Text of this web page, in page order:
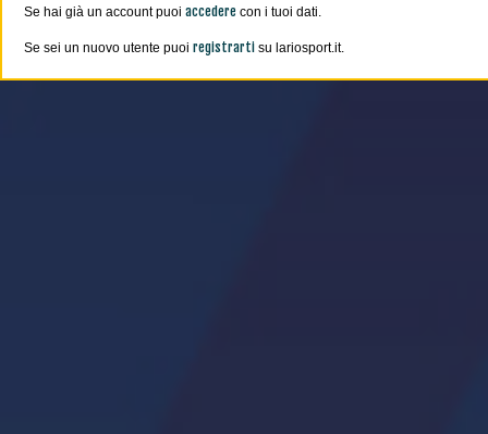
Se hai già un account puoi accedere con i tuoi dati.
Se sei un nuovo utente puoi registrarti su lariosport.it.